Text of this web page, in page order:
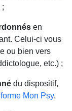
;
en
Celui-ci vous
ou bien vers
etc.) ;
du dispositif,
Mon Psy.